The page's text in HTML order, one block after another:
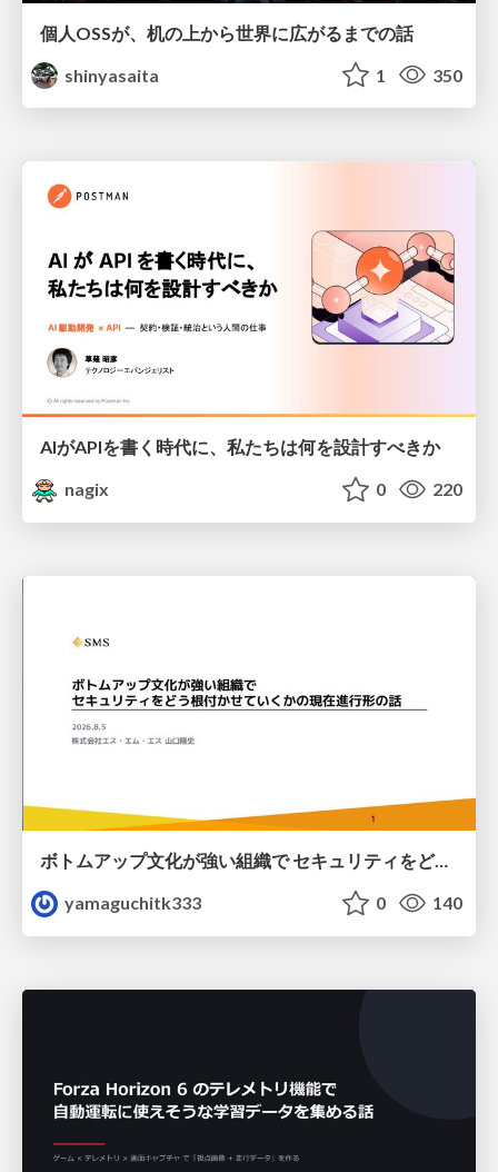
個人OSSが、机の上から世界に広がるまでの話
shinyasaita
1 350
AIがAPIを書く時代に、私たちは何を設計すべきか
nagix
0 220
ボトムアップ文化が強い組織で セキュリティをどう根付かせていくかの現在進行形の話 / Making Security Stick in a Bottom-Up Organization
yamaguchitk333
0 140